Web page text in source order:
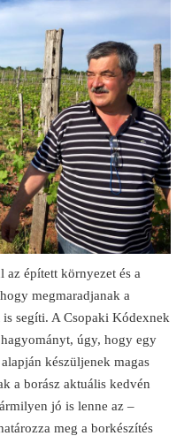
az épített környezet és a
megmaradjanak a
segíti. A Csopaki Kódexnek
úgy, hogy egy
készüljenek magas
a borász aktuális kedvén
jó is lenne az –
meg a borkészítés